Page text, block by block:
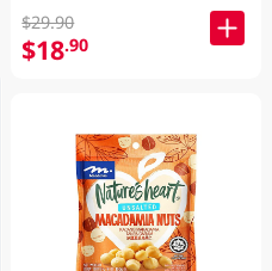
$29.90
$18.90